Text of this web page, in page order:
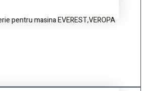
pentru masina EVEREST,VEROPA